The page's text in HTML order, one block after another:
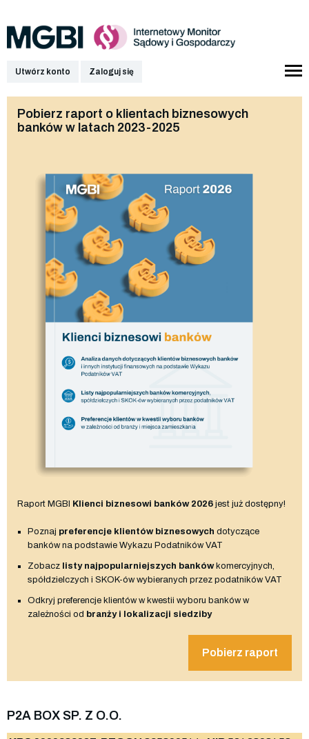
Utwórz konto Zaloguj się
Pobierz raport o klientach biznesowych
banków w latach 2023-2025
Raport MGBI Klienci biznesowi banków 2026 jest już dostępny!
Poznaj preferencje klientów biznesowych dotyczące
banków na podstawie Wykazu Podatników VAT
Zobacz listy najpopularniejszych bankówkomercyjnych,
spółdzielczych i SKOK-ów wybieranych przez podatników VAT
Odkryj preferencje klientów w kwestii wyboru banków w
zależności od branży i lokalizacji siedziby
Pobierz raport
P2A BOX SP. Z O.O.